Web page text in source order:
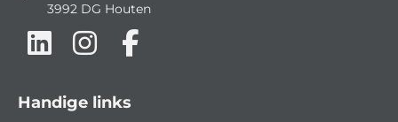
Handige links
3992 DG Houten